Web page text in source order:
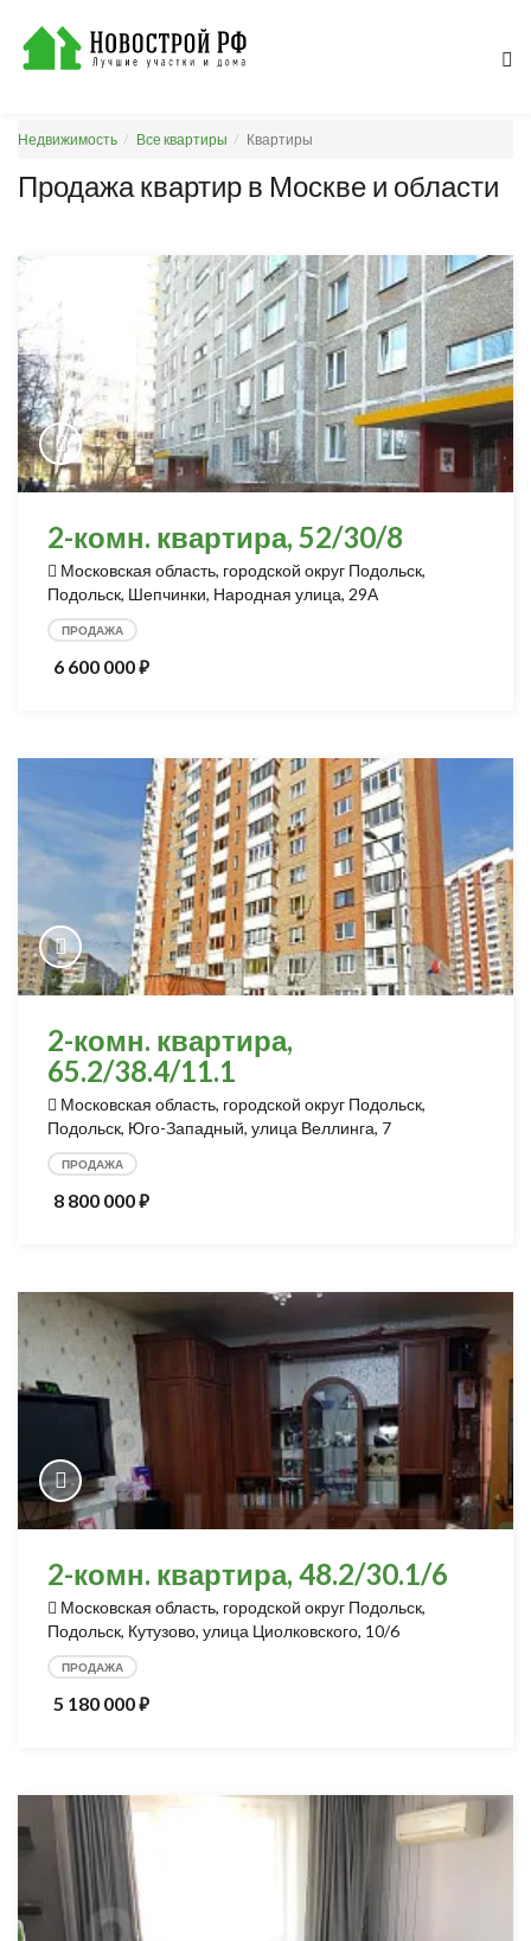
Недвижимость Все квартиры Квартиры
Продажа квартир в Москве и области
2-комн. квартира, 52/30/8
Московская область, городской округ Подольск,
Подольск, Шепчинки, Народная улица, 29А
ПРОДАЖА
6 600 000⃏
2-комн. квартира,
65.2/38.4/11.1
Московская область, городской округ Подольск,
Подольск, Юго-Западный, улица Веллинга, 7
ПРОДАЖА
8 800 000⃏
2-комн. квартира, 48.2/30.1/6
Московская область, городской округ Подольск,
Подольск, Кутузово, улица Циолковского, 10/6
ПРОДАЖА
5 180 000⃏